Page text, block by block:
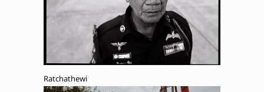
Ratchathewi